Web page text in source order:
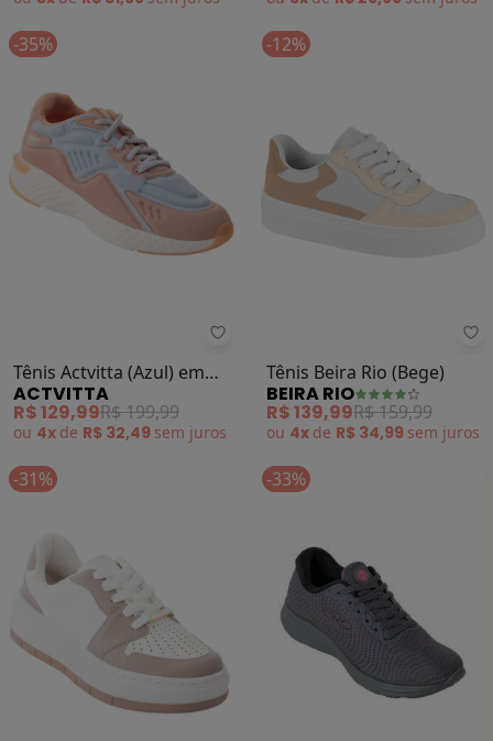
-35%
Actvitta - Tênis Actvitta (Azul) em
Tênis Actvitta (Azul) em
Tecido
ACTVITTA
R$ 129,99R$ 199,99
ou 4x de R$ 32,49 sem juros
-12%
Tênis Beira Rio (Bege)
BEIRA RIO
R$ 139,99R$ 159,99
ou 4x de R$ 34,99 sem juros
-31% -33%